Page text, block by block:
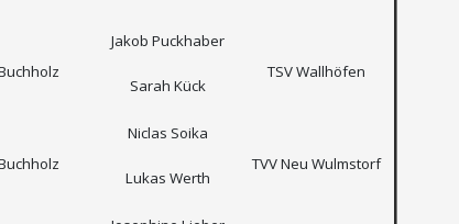
Jakob Puckhaber
Sarah Kück
TSV Wallhöfen
Niclas Soika
Lukas Werth
TVV Neu Wulmstorf